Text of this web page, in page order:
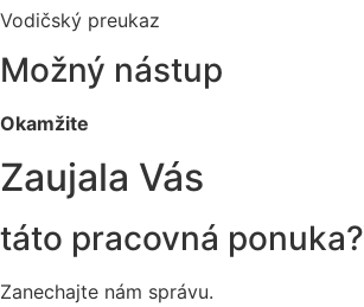
Vodičský preukaz
Možný nástup
Okamžite
Zaujala Vás
táto pracovná ponuka?
Zanechajte nám správu.